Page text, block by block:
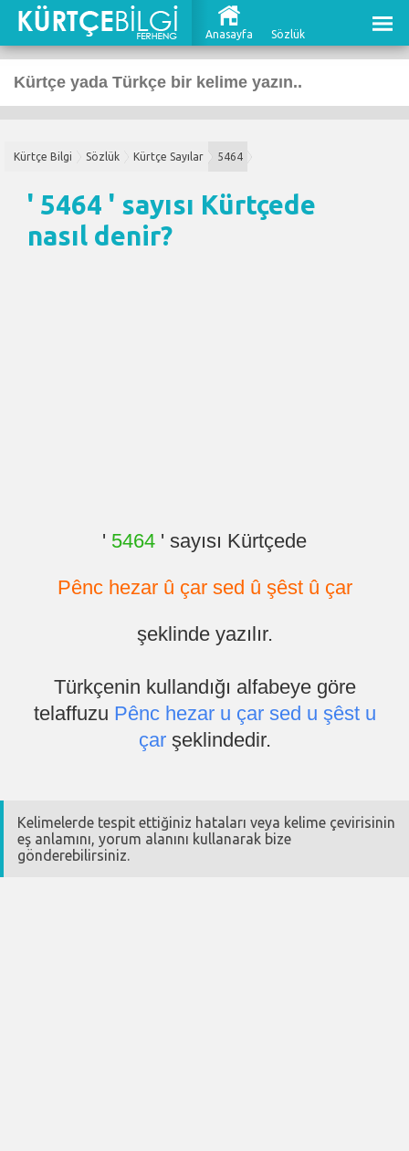
Anasayfa Sözlük
Kürtçe Bilgi Sözlük Kürtçe Sayılar 5464
' 5464 ' sayısı Kürtçede
nasıl denir?
' 5464 ' sayısı Kürtçede
Pênc hezar û çar sed û şêst û çar
şeklinde yazılır.
Türkçenin kullandığı alfabeye göre
telaffuzu Pênc hezar u çar sed u şêst u
çarşeklindedir.
Kelimelerde tespit ettiğiniz hataları veya kelime çevirisinin
eş anlamını, yorum alanını kullanarak bize
gönderebilirsiniz.